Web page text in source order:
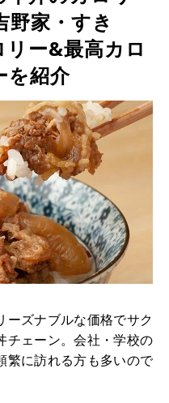
野家・すき
ー&最高カロ
を紹介
ーズナブルな価格でサク
チェーン。会社・学校の
繁に訪れる方も多いので